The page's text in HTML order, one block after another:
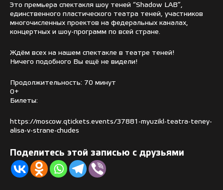
Это премьера спектакля шоу теней “Shadow LAB”,
единственного пластического театра теней, участников
многочисленных проектов на федеральных каналах,
концертных и шоу-программ по всей стране.
Ждём всех на нашем спектакле в театре теней!
Ничего подобного Вы ещё не видели!
Продолжительность: 70 минут
0+
Билеты:
https://moscow.qtickets.events/37881-myuzikl-teatra-teney-
alisa-v-strane-chudes
Поделитесь этой записью с друзьями